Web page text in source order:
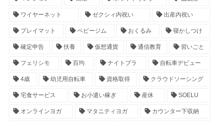
ワイヤーネット ゼクシィ内祝い 出産内祝い
プレイマット ベビージム おくるみ 寝かしつけ
確定申告 扶養 仮想通貨 通信教育 習いごと
フェリシモ 百均 ナイトブラ 自転車デビュー
4歳 幼児用自転車 資格取得 クラウドソーシング
宅食サービス お小遣い稼ぎ 産休 SOELU
オンラインヨガ マタニティヨガ カウンター下収納